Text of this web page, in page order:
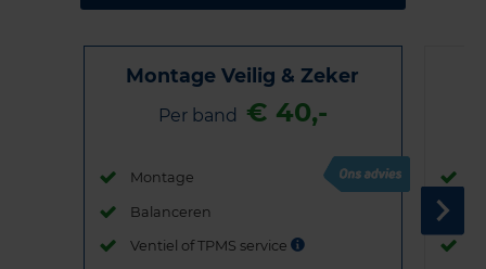
Montage Veilig & Zeker
Per band € 40,-
Montage
Balanceren
Ventiel of TPMS service